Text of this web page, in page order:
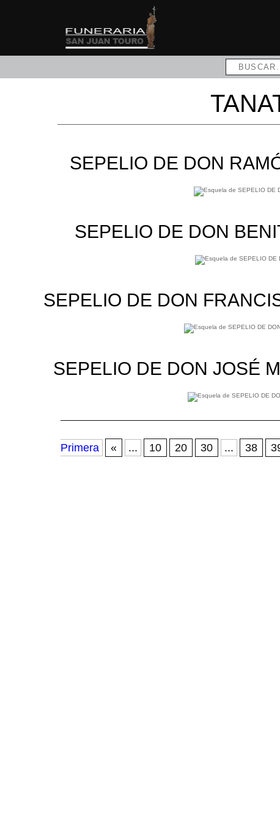
SEPELIO DE DON
SEPELIO DE DON
SEPELIO DE DON
SEPELIO DE DON JOSÉ
Primera
« ... 10 20 30 ... 38